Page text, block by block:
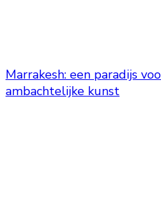
Marrakesh: een paradijs
ambachtelijke kunst